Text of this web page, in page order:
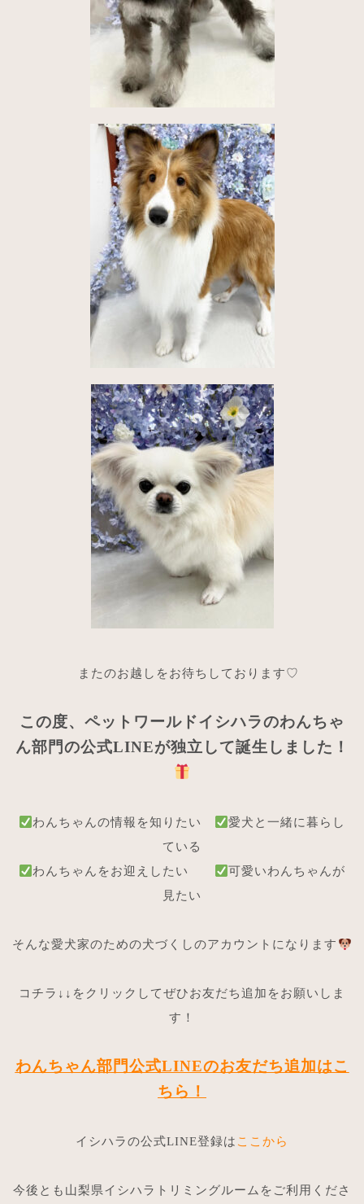
またのお越しをお待ちしております♡
この度、ペットワールドイシハラのわんちゃ
ん部門の公式LINEが独立して誕生しました！
わんちゃんの情報を知りたい
愛犬と一緒に暮らし
ている
わんちゃんをお迎えしたい
可愛いわんちゃんが
見たい
そんな愛犬家のための犬づくしのアカウントになります
コチラ↓↓をクリックしてぜひお友だち追加をお願いしま
す！
わんちゃん部門公式LINEのお友だち追加はこ
ちら！
イシハラの公式LINE登録は ここから
今後とも山梨県イシハラトリミングルームをご利用くださ